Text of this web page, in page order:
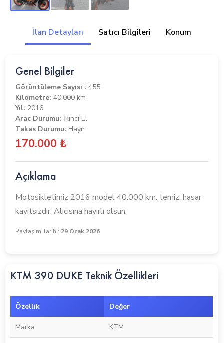
İlan Detayları Satıcı Bilgileri Konum
Genel Bilgiler
Görüntüleme Sayısı :455
Kilometre: 40.000 km
Yıl: 2016
Araç Durumu: İkinci El
Takas Durumu: Hayır
170.000 ₺
Açıklama
Motosikletimiz 2016 model 40.000 km. temiz, hasar
kayıtsızdır. Alıcısına hayırlı olsun.
Paylaşım Tarihi: 29 Ocak 2026
KTM 390 DUKE Teknik Özellikleri
Özellik Değer
Marka KTM